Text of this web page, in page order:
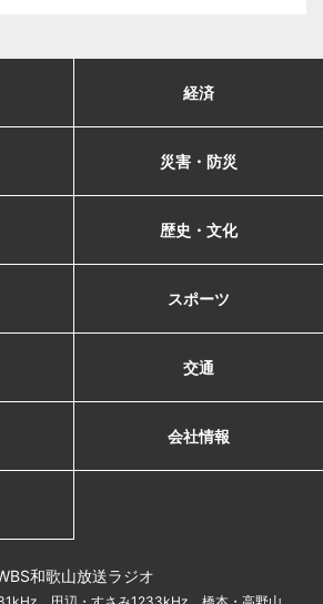
経済
災害・防災
歴史・文化
スポーツ
交通
会社情報
和歌山放送ラジオ